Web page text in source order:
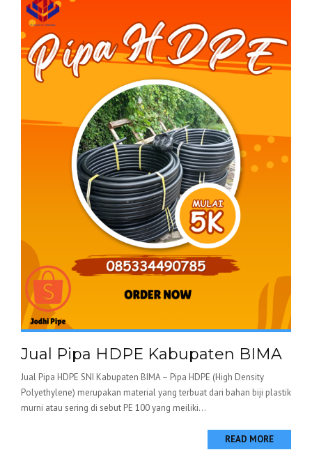
Jual Pipa HDPE Kabupaten BIMA
Jual Pipa HDPE SNI Kabupaten BIMA – Pipa HDPE (High Density
Polyethylene) merupakan material yang terbuat dari bahan biji plastik
murni atau sering di sebut PE 100 yang meiliki...
READ MORE